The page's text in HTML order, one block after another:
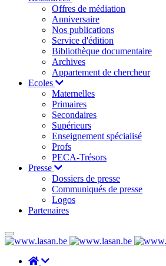
Offres de médiation
Anniversaire
Nos publications
Service d'édition
Bibliothèque documentaire
Archives
Appartement de chercheur
Ecoles
Maternelles
Primaires
Secondaires
Supérieurs
Enseignement spécialisé
Profs
PECA-Trésors
Presse
Dossiers de presse
Communiqués de presse
Logos
Partenaires